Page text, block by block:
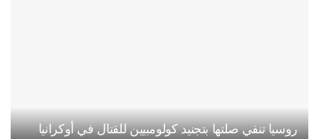
روسيا تنفي صلتها بتجنيد كولومبيين للقتال في أوكرانيا